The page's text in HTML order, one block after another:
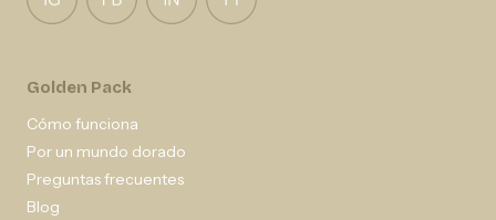
Golden Pack
Cómo funciona
Por un mundo dorado
Preguntas frecuentes
Blog